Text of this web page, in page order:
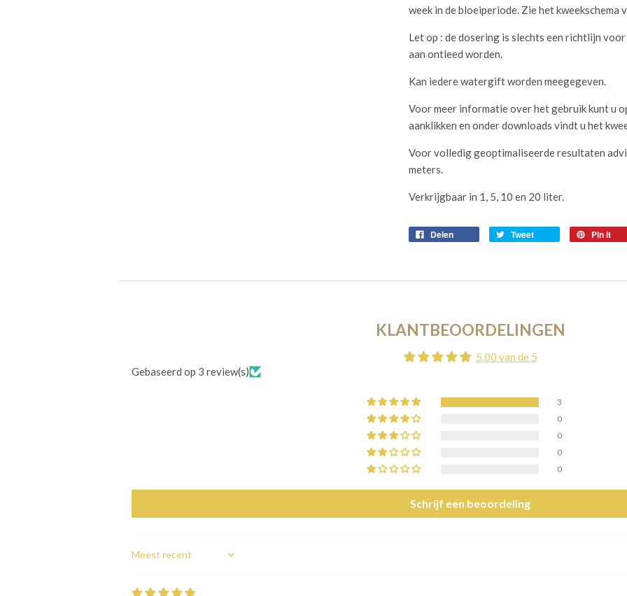
week in de bloeiperiode. Zie het kweekschema
Let op : de dosering is slechts een richtlijn
aan ontleed worden.
Kan iedere watergift worden meegegeven.
Voor meer informatie over het gebruik kunt u
aanklikken en onder downloads vindt u het
Voor volledig geoptimaliseerde resultaten
meters.
Verkrijgbaar in 1, 5, 10 en 20 liter.
Delen Tweet Pin it
KLANTBEOORDELINGEN
5.00 van de 5
Gebaseerd op 3 review(s)
3
0
0
0
0
Schrijf een beoordeling
Sort by